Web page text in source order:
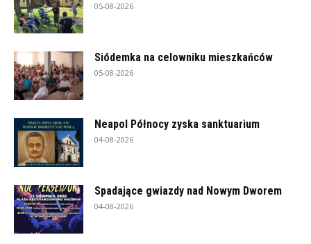
05-08-2026
Siódemka na celowniku mieszkańców
05-08-2026
Neapol Północy zyska sanktuarium
04-08-2026
Spadające gwiazdy nad Nowym Dworem
04-08-2026